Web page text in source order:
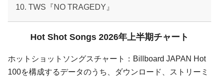
10. TWS『NO TRAGEDY』
Hot Shot Songs 2026年上半期チャート
ホットショットソングスチャート：Billboard JAPAN Hot
100を構成するデータのうち、ダウンロード、ストリーミ